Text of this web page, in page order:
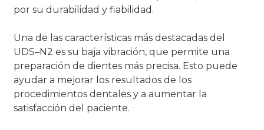
por su durabilidad y fiabilidad.
Una de las características más destacadas del
UDS–N2 es su baja vibración, que permite una
preparación de dientes más precisa. Esto puede
ayudar a mejorar los resultados de los
procedimientos dentales y a aumentar la
satisfacción del paciente.